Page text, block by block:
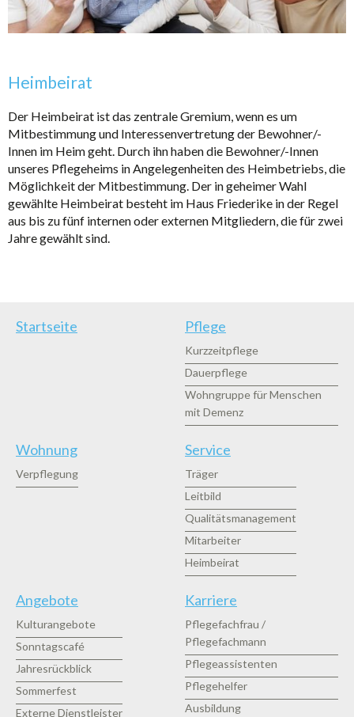
Heimbeirat
Der Heimbeirat ist das zentrale Gremium, wenn es um
Mitbestimmung und Interessenvertretung der Bewohner/-
Innen im Heim geht. Durch ihn haben die Bewohner/-Innen
unseres Pflegeheims in Angelegenheiten des Heimbetriebs, die
Möglichkeit der Mitbestimmung. Der in geheimer Wahl
gewählte Heimbeirat besteht im Haus Friederike in der Regel
aus bis zu fünf internen oder externen Mitgliedern, die für zwei
Jahre gewählt sind.
Startseite Pflege
Kurzzeitpflege
Dauerpflege
Wohngruppe für Menschen
mit Demenz
Wohnung
Verpflegung
Service
Träger
Leitbild
Qualitätsmanagement
Mitarbeiter
Heimbeirat
Angebote
Kulturangebote
Sonntagscafé
Jahresrückblick
Sommerfest
Externe Dienstleister
Karriere
Pflegefachfrau /
Pflegefachmann
Pflegeassistenten
Pflegehelfer
Ausbildung